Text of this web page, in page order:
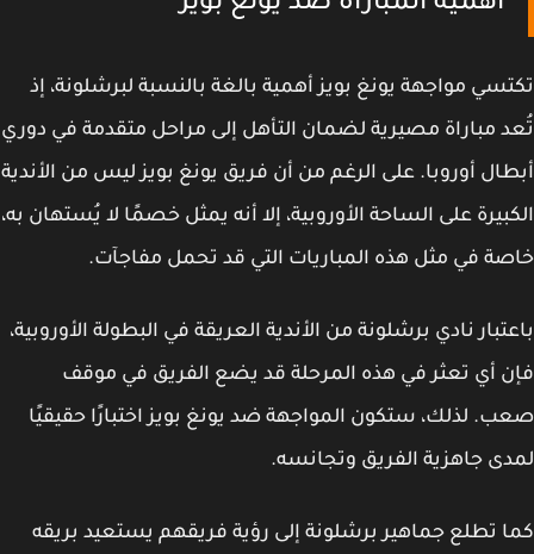
مواجهة يونغ بويز أهمية بالغة بالنسبة لبرشلونة، إذ
مباراة مصيرية لضمان التأهل إلى مراحل متقدمة في دوري
أوروبا. على الرغم من أن فريق يونغ بويز ليس من الأندية
على الساحة الأوروبية، إلا أنه يمثل خصمًا لا يُستهان به،
في مثل هذه المباريات التي قد تحمل مفاجآت.
نادي برشلونة من الأندية العريقة في البطولة الأوروبية،
أي تعثر في هذه المرحلة قد يضع الفريق في موقف
لذلك، ستكون المواجهة ضد يونغ بويز اختبارًا حقيقيًا
جاهزية الفريق وتجانسه.
تطلع جماهير برشلونة إلى رؤية فريقهم يستعيد بريقه